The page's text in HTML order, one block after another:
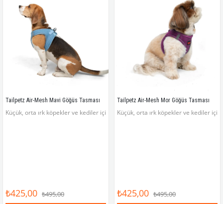
Tailpetz Air-Mesh Mavi Göğüs Tasması
Küçük, orta ırk köpekler ve kediler için hafif, rahat, dayanıklı ve göz alıcı
₺425,00 ₺495,00
Tailpetz Air-Mesh Mor Göğüs Tasması
Küçük, orta ırk köpekler ve kediler
₺425,00 ₺495,00